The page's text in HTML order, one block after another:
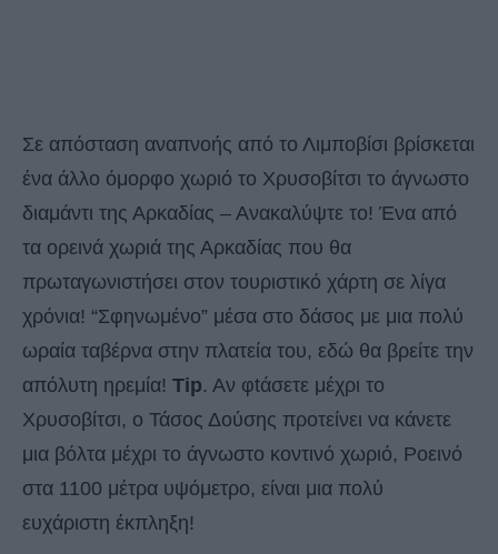
Σε απόσταση αναπνοής από το Λιμποβίσι βρίσκεται
ένα άλλο όμορφο χωριό το Χρυσοβίτσι το άγνωστο
διαμάντι της Αρκαδίας – Ανακαλύψτε το! Ένα από
τα ορεινά χωριά της Αρκαδίας που θα
πρωταγωνιστήσει στον τουριστικό χάρτη σε λίγα
χρόνια! “Σφηνωμένο” μέσα στο δάσος με μια πολύ
ωραία ταβέρνα στην πλατεία του, εδώ θα βρείτε την
απόλυτη ηρεμία! Tip. Aν φtάσετε μέχρι το
Χρυσοβίτσι, ο Τάσος Δούσης προτείνει να κάνετε
μια βόλτα μέχρι το άγνωστο κοντινό χωριό, Ροεινό
στα 1100 μέτρα υψόμετρο, είναι μια πολύ
ευχάριστη έκπληξη!